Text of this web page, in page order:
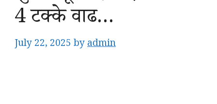
4 टक्के वाढ…
July 22, 2025 byadmin